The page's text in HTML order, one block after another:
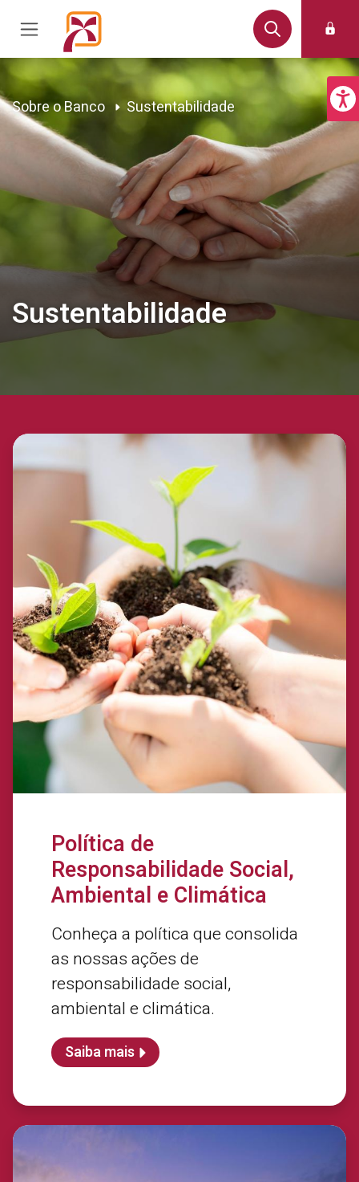
Sobre o Banco Sustentabilidade
Sustentabilidade
Política de
Responsabilidade Social,
Ambiental e Climática
Conheça a política que consolida
as nossas ações de
responsabilidade social,
ambiental e climática.
Saiba mais